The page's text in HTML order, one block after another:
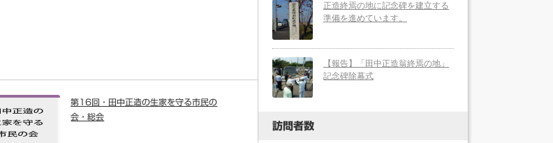
第16回・田中正造の生家を守る市民の
会・総会
正造終焉の地に記念碑を建立する
準備を進めています。
【報告】「田中正造翁終焉の地」
記念碑除幕式
訪問者数